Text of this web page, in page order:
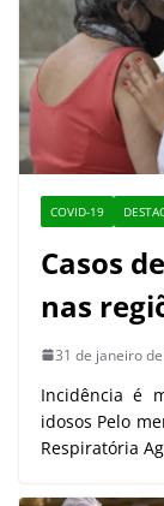
COVID-19
Casos
nas
31 de janeiro
Incidência é
idosos Pelo
Respiratória